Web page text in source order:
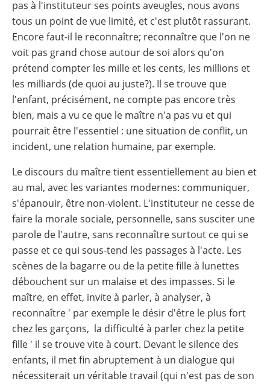
pas à l'instituteur ses points aveugles, nous avons
tous un point de vue limité, et c'est plutôt rassurant.
Encore faut-il le reconnaître; reconnaître que l'on ne
voit pas grand chose autour de soi alors qu'on
prétend compter les mille et les cents, les millions et
les milliards (de quoi au juste?). Il se trouve que
l'enfant, précisément, ne compte pas encore très
bien, mais a vu ce que le maître n'a pas vu et qui
pourrait être l'essentiel : une situation de conflit, un
incident, une relation humaine, par exemple.
Le discours du maître tient essentiellement au bien et
au mal, avec les variantes modernes: communiquer,
s'épanouir, être non-violent. L'instituteur ne cesse de
faire la morale sociale, personnelle, sans susciter une
parole de l'autre, sans reconnaître surtout ce qui se
passe et ce qui sous-tend les passages à l'acte. Les
scènes de la bagarre ou de la petite fille à lunettes
débouchent sur un malaise et des impasses. Si le
maître, en effet, invite à parler, à analyser, à
reconnaître ' par exemple le désir d'être le plus fort
chez les garçons, la difficulté à parler chez la petite
fille ' il se trouve vite à court. Devant le silence des
enfants, il met fin abruptement à un dialogue qui
nécessiterait un véritable travail (qui n'est pas de son